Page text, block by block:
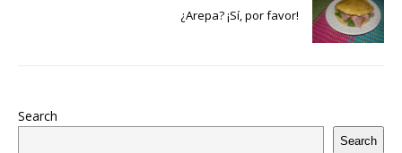
¿Arepa? ¡Sí, por favor!
Search
Search